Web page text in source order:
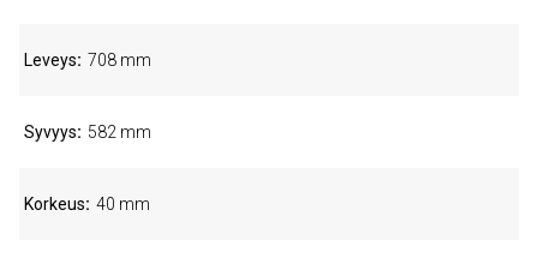
Leveys 708 mm
Syvyys 582 mm
Korkeus 40 mm